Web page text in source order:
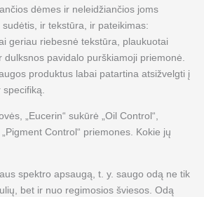
dėmes ir neleidžiančios joms
ir tekstūra, ir pateikimas:
geriau riebesnė tekstūra, plaukuotai
dulksnos pavidalo purškiamoji priemonė.
produktus labai patartina atsižvelgti į
specifiką.
„Eucerin“ sukūrė „Oil Control“,
Control“ priemones. Kokie jų
spektro apsaugą, t. y. saugo odą ne tik
bet ir nuo regimosios šviesos. Odą